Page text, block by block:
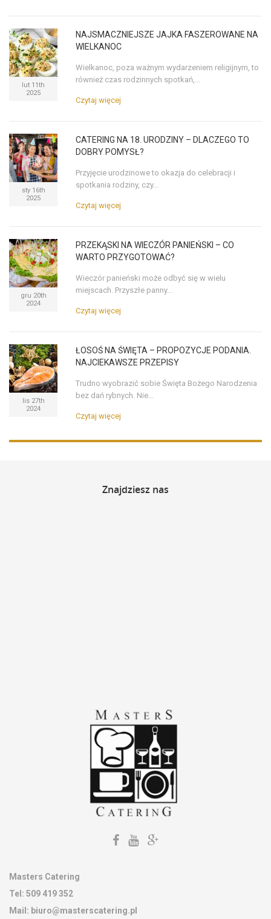
lut 11th
2025
NAJSMACZNIEJSZE JAJKA FASZEROWANE NA
WIELKANOC
Wielkanoc, poza ważnym wydarzeniem religijnym, to
również czas rodzinnych spotkań,...
Czytaj więcej
sty 16th
2025
CATERING NA 18. URODZINY – DLACZEGO TO
DOBRY POMYSŁ?
Przyjęcie urodzinowe to okazja do celebracji i
spotkania rodziny, czy...
Czytaj więcej
gru 20th
2024
PRZEKĄSKI NA WIECZÓR PANIEŃSKI – CO
WARTO PRZYGOTOWAĆ?
Wieczór panieński może odbyć się w wielu
miejscach. Przyszłe panny...
Czytaj więcej
lis 27th
2024
ŁOSOŚ NA ŚWIĘTA – PROPOZYCJE PODANIA.
NAJCIEKAWSZE PRZEPISY
Trudno wyobrazić sobie Święta Bożego Narodzenia
bez dań rybnych. Nie...
Czytaj więcej
Znajdziesz nas
Kontakt
Masters Catering
Tel: 509 419 352
Mail: biuro@masterscatering.pl